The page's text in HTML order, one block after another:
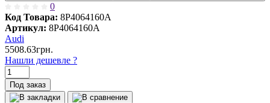
0
Код Товара: 8P4064160A
Артикул: 8P4064160A
Audi
5508.63грн.
Нашли дешевле ?
Под заказ